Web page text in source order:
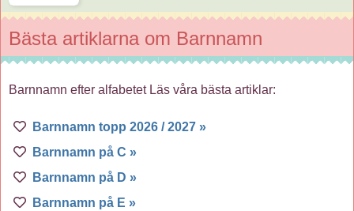
Bästa artiklarna om Barnnamn
Barnnamn efter alfabetet Läs våra bästa artiklar:
Barnnamn topp 2026 / 2027 »
Barnnamn på C »
Barnnamn på D »
Barnnamn på E »